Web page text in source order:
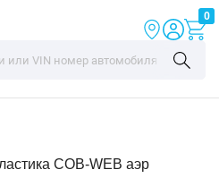
0
COB-WEB аэр